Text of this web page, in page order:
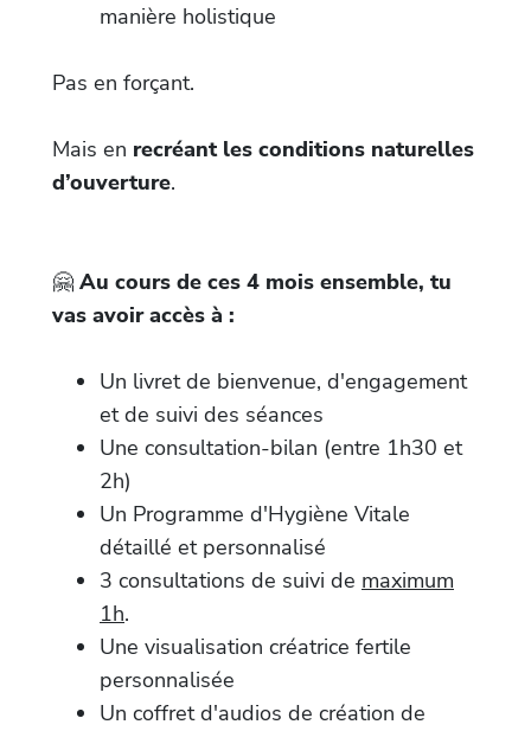
manière holistique
Pas en forçant.
Mais en recréant les conditions naturelles
d’ouverture.
🤗 Au cours de ces 4 mois ensemble, tu
vas avoir accès à :
Un livret de bienvenue, d'engagement
et de suivi des séances
Une consultation-bilan (entre 1h30 et
2h)
Un Programme d'Hygiène Vitale
détaillé et personnalisé
3 consultations de suivi de maximum
1h.
Une visualisation créatrice fertile
personnalisée
Un coffret d'audios de création de